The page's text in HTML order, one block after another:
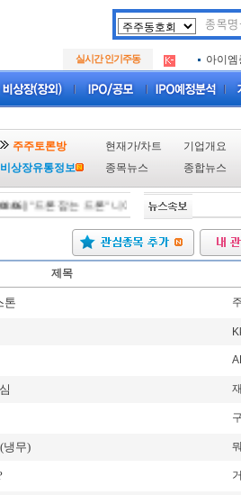
실시간 인기주동
.
아크로
아이엠
.
아크로
.
루켄테
주주토론방 현재가/차트
기업개요
비상장유통정보
종목뉴스 종합뉴스
06]"드론 잡는 드론" 니어스랩, IPO 시동 "2029년
제목
톤
냉무)